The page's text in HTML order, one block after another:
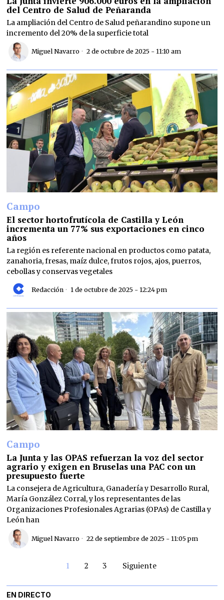
del Centro de Salud de Peñaranda
La ampliación del Centro de Salud peñarandino supone un
incremento del 20% de la superficie total
Miguel Navarro 2 de octubre de 2025 - 11:10 am
Campo
El sector hortofrutícola de Castilla y León
incrementa un 77% sus exportaciones en cinco
años
La región es referente nacional en productos como patata,
zanahoria, fresas, maíz dulce, frutos rojos, ajos, puerros,
cebollas y conservas vegetales
Redacción 1 de octubre de 2025 - 12:24 pm
Campo
La Junta y las OPAS refuerzan la voz del sector
agrario y exigen en Bruselas una PAC con un
presupuesto fuerte
La consejera de Agricultura, Ganadería y Desarrollo Rural,
María González Corral, y los representantes de las
Organizaciones Profesionales Agrarias (OPAs) de Castilla y
León han
Miguel Navarro 22 de septiembre de 2025 - 11:05 pm
1 2 3 Siguiente
EN DIRECTO